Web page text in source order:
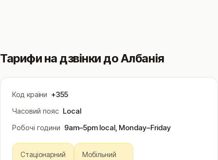
Тарифи на дзвінки до Албанія
Код країни +355
Часовий пояс Local
Робочі години 9am–5pm local, Monday–Friday
Стаціонарний Мобільний